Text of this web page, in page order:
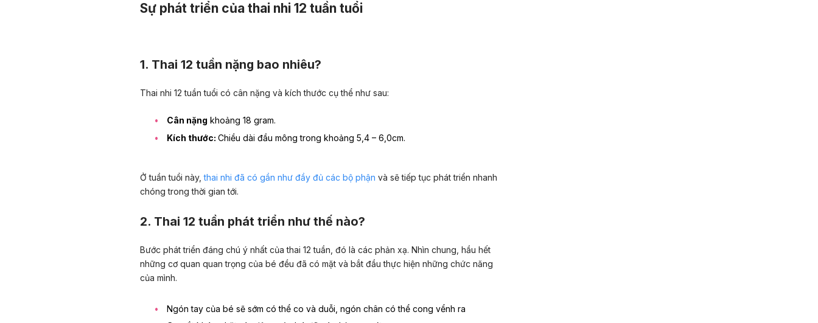
Sự phát triển của thai nhi 12 tuần tuổi
1. Thai 12 tuần nặng bao nhiêu?
Thai nhi 12 tuần tuổi có cân nặng và kích thước cụ thể như sau:
Cân nặng khoảng 18 gram.
Kích thước: Chiều dài đầu mông trong khoảng 5,4 – 6,0cm.
Ở tuần tuổi này,thai nhi đã có gần như đầy đủ các bộ phận và sẽ tiếp tục phát triển nhanh
chóng trong thời gian tới.
2. Thai 12 tuần phát triển như thế nào?
Bước phát triển đáng chú ý nhất của thai 12 tuần, đó là các phản xạ. Nhìn chung, hầu hết
những cơ quan quan trọng của bé đều đã có mặt và bắt đầu thực hiện những chức năng
của mình.
Ngón tay của bé sẽ sớm có thể co và duỗi, ngón chân có thể cong vểnh ra